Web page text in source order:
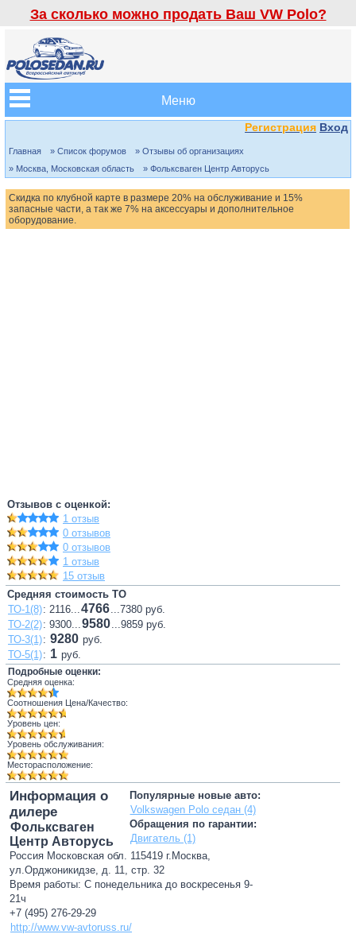
За сколько можно продать Ваш VW Polo?
Меню
Регистрация Вход
Главная » Список форумов
» Отзывы об организациях
» Москва, Московская область
» Фольксваген Центр Авторусь
Скидка по клубной карте в размере 20% на обслуживание и 15%
запасные части, а так же 7% на аксессуары и дополнительное
оборудование.
Отзывов с оценкой:
1 отзыв
0 отзывов
0 отзывов
1 отзыв
15 отзыв
Средняя стоимость ТО
ТО-1(8): 2116...4766...7380 руб.
ТО-2(2): 9300...9580...9859 руб.
ТО-3(1): 9280 руб.
ТО-5(1): 1 руб.
Подробные оценки:
Средняя оценка:
Соотношения Цена/Качество:
Уровень цен:
Уровень обслуживания:
Месторасположение:
Популярные новые авто:
Volkswagen Polo седан (4)
Обращения по гарантии:
Двигатель (1)
Информация о
дилере
Фольксваген
Центр Авторусь
Россия Московская обл. 115419 г.Москва,
ул.Орджоникидзе, д. 11, стр. 32
Время работы: С понедельника до воскресенья 9-
21ч
+7 (495) 276-29-29
http://www.vw-avtoruss.ru/